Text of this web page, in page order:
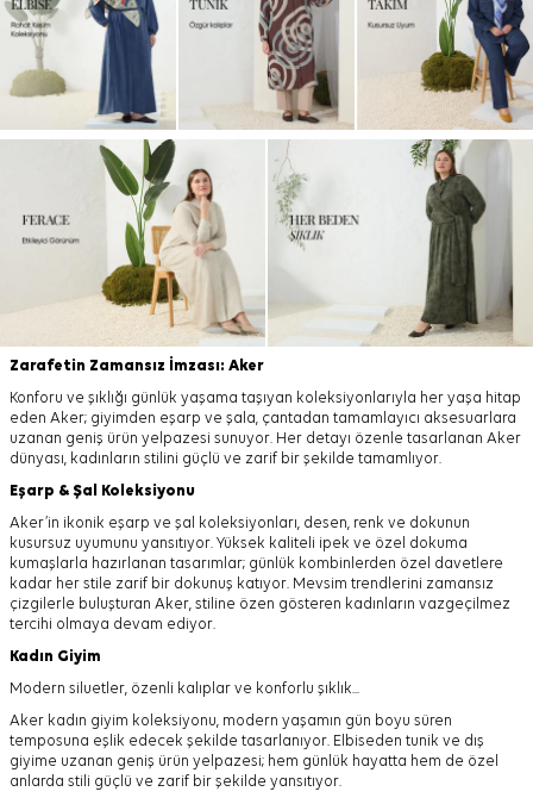
Zarafetin Zamansız İmzası: Aker
Konforu ve şıklığı günlük yaşama taşıyan koleksiyonlarıyla her yaşa hitap
eden Aker; giyimden eşarp ve şala, çantadan tamamlayıcı aksesuarlara
uzanan geniş ürün yelpazesi sunuyor. Her detayı özenle tasarlanan Aker
dünyası, kadınların stilini güçlü ve zarif bir şekilde tamamlıyor.
Eşarp & Şal Koleksiyonu
Aker’in ikonik eşarp ve şal koleksiyonları, desen, renk ve dokunun
kusursuz uyumunu yansıtıyor. Yüksek kaliteli ipek ve özel dokuma
kumaşlarla hazırlanan tasarımlar; günlük kombinlerden özel davetlere
kadar her stile zarif bir dokunuş katıyor. Mevsim trendlerini zamansız
çizgilerle buluşturan Aker, stiline özen gösteren kadınların vazgeçilmez
tercihi olmaya devam ediyor.
Kadın Giyim
Modern siluetler, özenli kalıplar ve konforlu şıklık...
Aker kadın giyim koleksiyonu, modern yaşamın gün boyu süren
temposuna eşlik edecek şekilde tasarlanıyor. Elbiseden tunik ve dış
giyime uzanan geniş ürün yelpazesi; hem günlük hayatta hem de özel
anlarda stili güçlü ve zarif bir şekilde yansıtıyor.